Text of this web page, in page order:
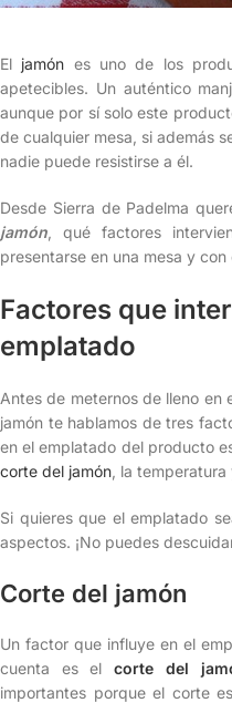
El jamón es uno de los
apetecibles. Un auténtico
aunque por sí solo este
de cualquier mesa, si además
nadie puede resistirse a él.
Desde Sierra de Padelma
jamón , qué factores
presentarse en una mesa y
Factores que
emplatado
Antes de meternos de lleno
jamón te hablamos de tres
en el emplatado del producto
corte del jamón , la
Si quieres que el emplatado
aspectos. ¡No puedes
Corte del jamón
Un factor que influye en el
cuenta es elcorte del
importantes porque el corte